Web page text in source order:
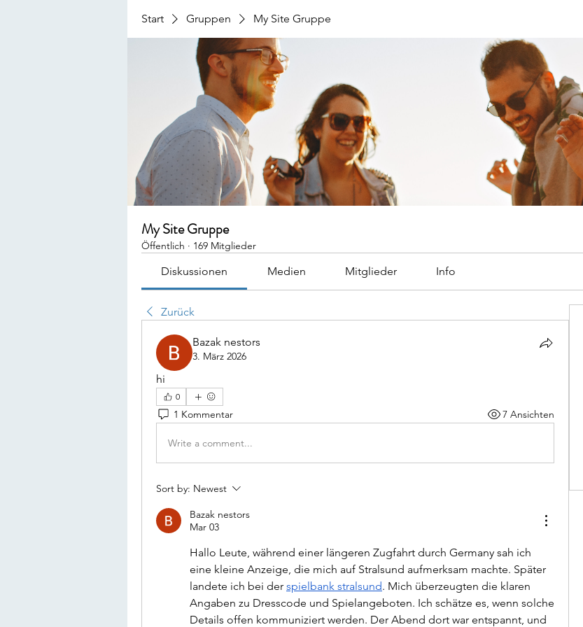
Start Gruppen My Site Gruppe
My Site Gruppe
Öffentlich · 169 Mitglieder
Diskussionen Medien Mitglieder Info
Zurück
Bazak nestors
3. März 2026
hi
0
1 Kommentar 7 Ansichten
Write a comment...
Sort by: Newest
Bazak nestors
Mar 03
Hallo Leute, während einer längeren Zugfahrt durch Germany sah ich
eine kleine Anzeige, die mich auf Stralsund aufmerksam machte. Später
landete ich bei der spielbank stralsund. Mich überzeugten die klaren
Angaben zu Dresscode und Spielangeboten. Ich schätze es, wenn solche
Details offen kommuniziert werden. Der Abend dort war entspannt, und